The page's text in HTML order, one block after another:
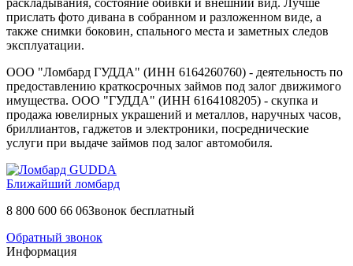
прислать фото дивана в собранном и разложенном виде, а
также снимки боковин, спального места и заметных следов
эксплуатации.
ООО "Ломбард ГУДДА" (ИНН 6164260760) - деятельность по
предоставлению краткосрочных займов под залог движимого
имущества. ООО "ГУДДА" (ИНН 6164108205) - скупка и
продажа ювелирных украшений и металлов, наручных часов,
бриллиантов, гаджетов и электроники, посреднические
услуги при выдаче займов под залог автомобиля.
Ближайший ломбард
8 800 600 66 06Звонок бесплатный
Обратный звонок
Информация